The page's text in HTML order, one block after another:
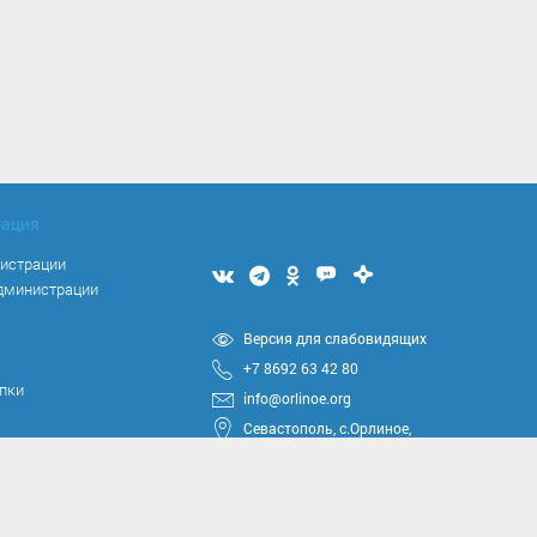
МыМы
Telegram
Мы
одноклассниках
Мы
Max
Мы
Дзен
Версия для слабовидящих
+7 8692 63 42 80
info@orlinoe.org
Севастополь, с.Орлиное,